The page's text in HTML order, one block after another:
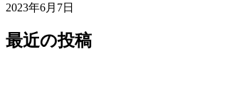
2023年6月7日
最近の投稿